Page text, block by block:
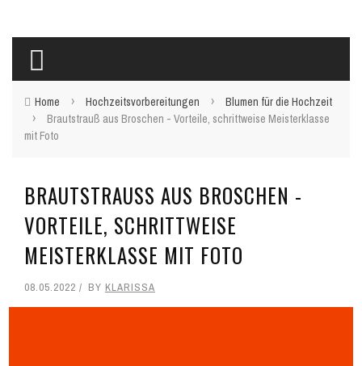
Home › Hochzeitsvorbereitungen › Blumen für die Hochzeit
›
Brautstrauß aus Broschen - Vorteile, schrittweise Meisterklasse
mit Foto
BRAUTSTRAUSS AUS BROSCHEN - V
ORTEILE, SCHRITTWEISE M
EISTERKLASSE MIT FOTO
08.05.2022 BY KLARISSA